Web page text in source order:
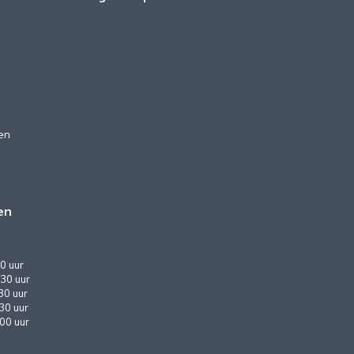
uur
uur
uur
uur
uur